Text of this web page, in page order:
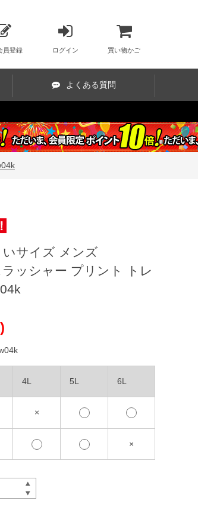
員登録 ログイン 買い物かご
よくある質問
いサイズ メンズ
ッシャー プリント トレ
4L 5L 6L
×
×